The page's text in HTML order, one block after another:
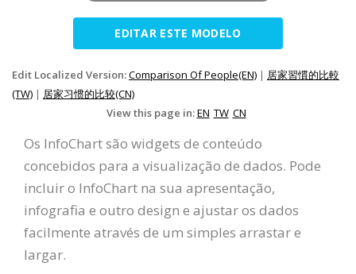
EDITAR ESTE MODELO
Edit Localized Version:Comparison Of People(EN) | 居家習慣的比較
(TW) | 居家习惯的比较(CN)
View this page in:EN TW CN
Os InfoChart são widgets de conteúdo
concebidos para a visualização de dados. Pode
incluir o InfoChart na sua apresentação,
infografia e outro design e ajustar os dados
facilmente através de um simples arrastar e
largar.